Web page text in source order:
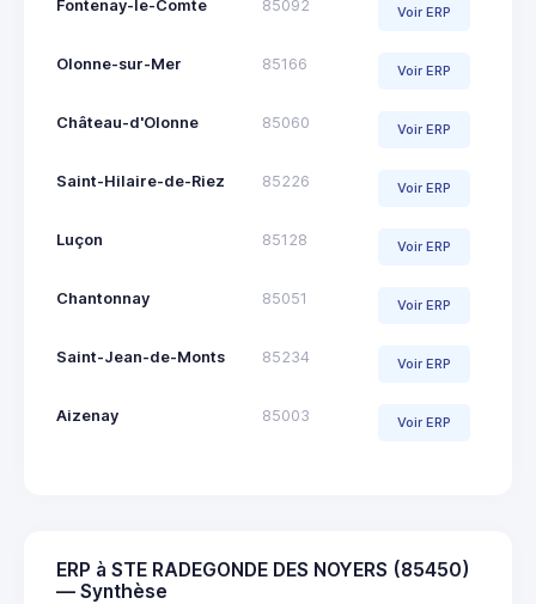
Fontenay-le-Comte 85092 Voir ERP
Olonne-sur-Mer 85166 Voir ERP
Château-d'Olonne 85060 Voir ERP
Saint-Hilaire-de-Riez 85226 Voir ERP
Luçon 85128 Voir ERP
Chantonnay 85051 Voir ERP
Saint-Jean-de-Monts 85234 Voir ERP
Aizenay 85003 Voir ERP
ERP à STE RADEGONDE DES NOYERS (85450)
— Synthèse